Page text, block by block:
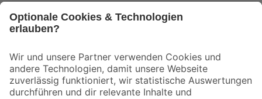
Der toom Newsletter: Keine Angebote und Aktionen mehr verpassen!
Zur Newsletter Anmeldung